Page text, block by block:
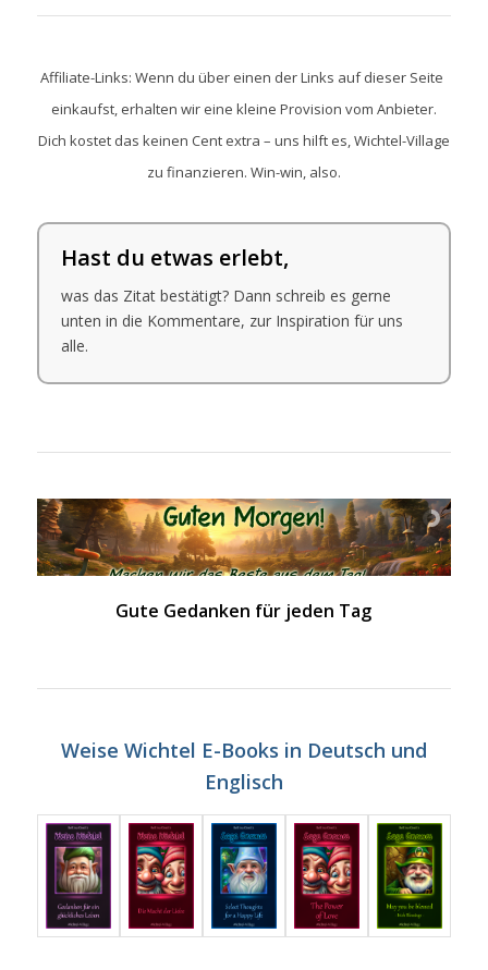
Affiliate-Links: Wenn du über einen der Links auf dieser Seite
einkaufst, erhalten wir eine kleine Provision vom Anbieter.
Dich kostet das keinen Cent extra – uns hilft es, Wichtel-Village
zu finanzieren. Win-win, also.
Hast du etwas erlebt,
was das Zitat bestätigt? Dann schreib es gerne
unten in die Kommentare, zur Inspiration für uns
alle.
Gute Gedanken für jeden Tag
Weise Wichtel E-Books in Deutsch und
Englisch